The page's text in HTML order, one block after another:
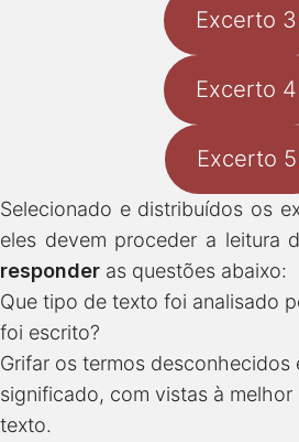
Excerto 3
Excerto 4
Excerto 5
Selecionado e distribuídos os
eles devem proceder a leitura
responder as questões abaixo:
Que tipo de texto foi analisado
foi escrito?
Grifar os termos desconhecidos
significado, com vistas à
texto.